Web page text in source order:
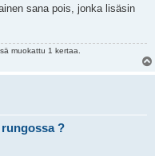
sana pois, jonka lisäsin
muokattu 1 kertaa.
?